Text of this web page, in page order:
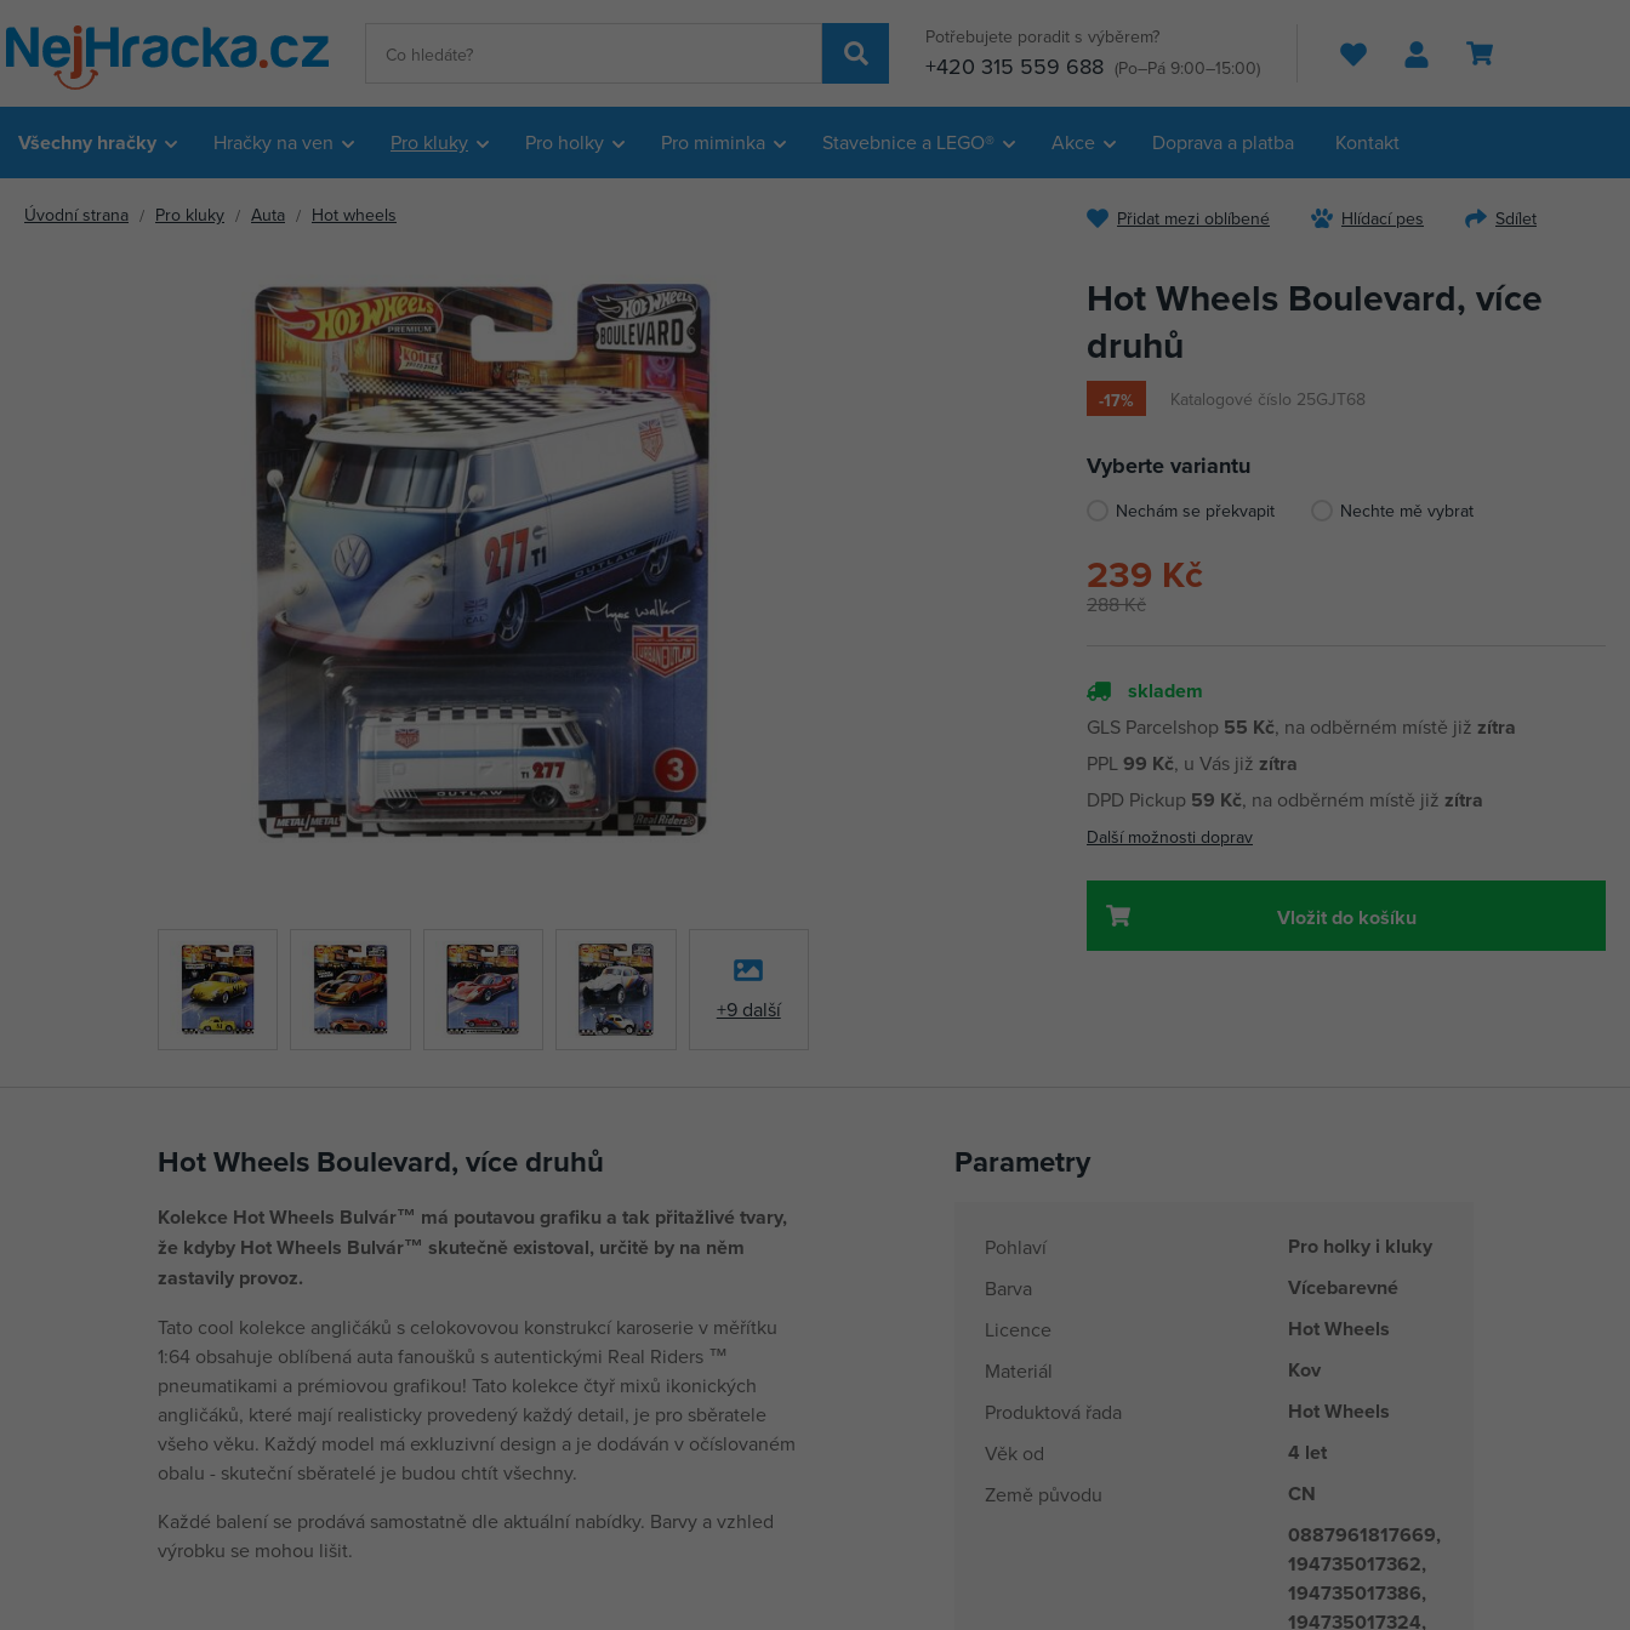
Potřebujete poradit s výběrem?
+420 315 559 688 (Po–Pá 9:00–15:00) Hledat
Všechny hračky Hračky na ven Pro kluky Pro holky Pro miminka Stavebnice a LEGO® Akce Doprava a platba Kontakt
Úvodní strana Pro kluky Auta Hot wheels
+9 další
Přidat mezi oblíbené Hlídací pes Sdílet
Hot Wheels Boulevard, více
druhů
-17% Katalogové číslo 25GJT68
Vyberte variantu
Nechám se překvapit Nechte mě vybrat
288 Kč
239 Kč
skladem
GLS Parcelshop 55 Kč, na odběrném místě již zítra
PPL99 Kč, u Vás již zítra
DPD Pickup 59 Kč, na odběrném místě již zítra
Další možnosti doprav
Vložit do košíku
Hot Wheels Boulevard, více druhů
Kolekce Hot Wheels Bulvár™ má poutavou grafiku a tak přitažlivé tvary,
že kdyby Hot Wheels Bulvár™ skutečně existoval, určitě by na něm
zastavily provoz.
Tato cool kolekce angličáků s celokovovou konstrukcí karoserie v měřítku
1:64 obsahuje oblíbená auta fanoušků s autentickými Real Riders ™
pneumatikami a prémiovou grafikou! Tato kolekce čtyř mixů ikonických
angličáků, které mají realisticky provedený každý detail, je pro sběratele
všeho věku. Každý model má exkluzivní design a je dodáván v očíslovaném
obalu - skuteční sběratelé je budou chtít všechny.
Každé balení se prodává samostatně dle aktuální nabídky. Barvy a vzhled
výrobku se mohou lišit.
Parametry
Pohlaví Pro holky i kluky
Barva Vícebarevné
Licence Hot Wheels
Materiál Kov
Produktová řada Hot Wheels
Věk od 4 let
Země původu CN
0887961817669,
194735017362,
194735017386,
194735017324,